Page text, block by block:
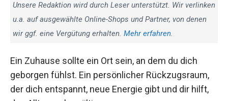
Unsere Redaktion wird durch Leser unterstützt. Wir verlinken
u.a. auf ausgewählte Online-Shops und Partner, von denen
wir ggf. eine Vergütung erhalten. Mehr erfahren.
Ein Zuhause sollte ein Ort sein, an dem du dich
geborgen fühlst. Ein persönlicher Rückzugsraum,
der dich entspannt, neue Energie gibt und dir hilft,